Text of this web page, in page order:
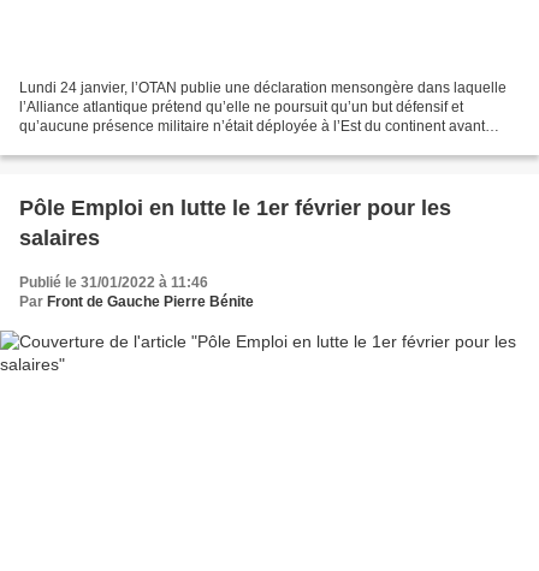
Lundi 24 janvier, l’OTAN publie une déclaration mensongère dans laquelle
l’Alliance atlantique prétend qu’elle ne poursuit qu’un but défensif et
qu’aucune présence militaire n’était déployée à l’Est du continent avant
Pôle Emploi en lutte le 1er février pour les
salaires
Publié le 31/01/2022 à 11:46
Par Front de Gauche Pierre Bénite